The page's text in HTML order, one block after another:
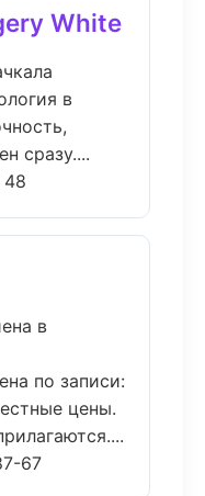
White
в
сразу....
48
в
по записи:
цены.
67